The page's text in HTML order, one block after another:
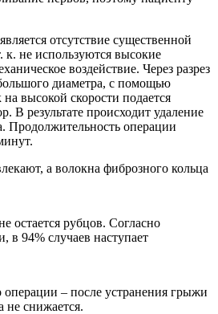
отсутствие существенной
к. не используются высокие
воздействие. Через разрез
диаметра, с помощью
высокой скорости подается
В результате происходит удаление
Продолжительность операции
а волокна фиброзного кольца
остается рубцов. Согласно
в 94% случаев наступает
– после устранения грыжи
не снижается.